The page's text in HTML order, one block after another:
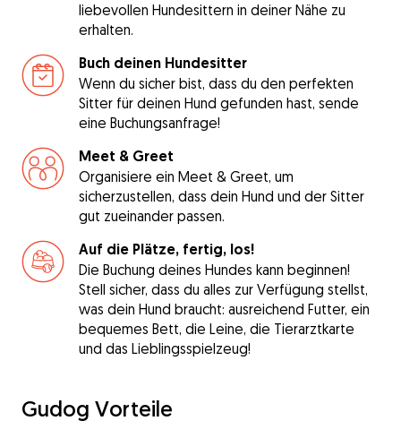
liebevollen Hundesittern in deiner Nähe zu
erhalten.
Buch deinen Hundesitter
Wenn du sicher bist, dass du den perfekten
Sitter für deinen Hund gefunden hast, sende
eine Buchungsanfrage!
Meet & Greet
Organisiere ein Meet & Greet, um
sicherzustellen, dass dein Hund und der Sitter
gut zueinander passen.
Auf die Plätze, fertig, los!
Die Buchung deines Hundes kann beginnen!
Stell sicher, dass du alles zur Verfügung stellst,
was dein Hund braucht: ausreichend Futter, ein
bequemes Bett, die Leine, die Tierarztkarte
und das Lieblingsspielzeug!
Gudog Vorteile